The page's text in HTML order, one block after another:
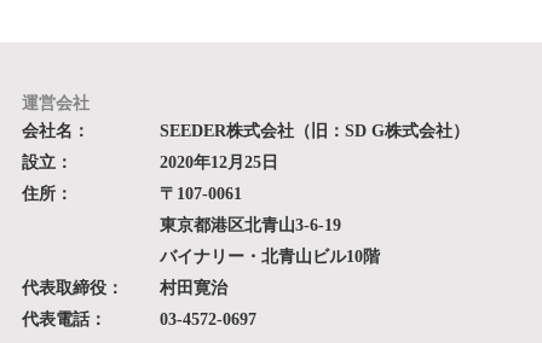
運営会社
会社名：
SEEDER株式会社（旧：SD G株式会社）
設立：
2020年12月25日
住所：
〒107-0061
東京都港区北青山3-6-19
バイナリー・北青山ビル10階
代表取締役：
村田寛治
代表電話：
03-4572-0697